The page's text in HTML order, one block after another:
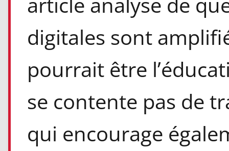
digitales sont
pourrait être
se contente pas de
qui encourage